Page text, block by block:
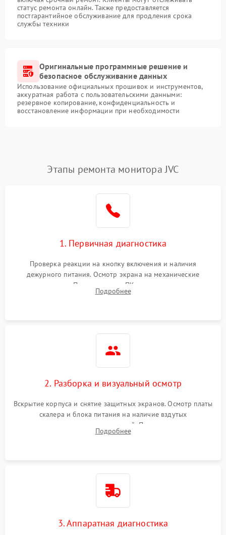
статус ремонта онлайн. Также предоставляется
постгарантийное обслуживание для продления срока
службы техники
Оригинальные программные решение и
безопасное обслуживание данных
Использование официальных прошивок и инструментов,
аккуратная работа с пользовательскими данными:
резервное копирование, конфиденциальность и
восстановление информации при необходимости
Этапы ремонта монитора JVC
1. Первичная диагностика
Проверка реакции на кнопку включения и наличия
дежурного питания. Осмотр экрана на механические
повреждения. Подключение к ПК для оценки вывода
изображения, работы подсветки и выявления артефактов на
Подробнее
2. Разборка и визуальный осмотр
Вскрытие корпуса и снятие защитных экранов. Осмотр платы
скалера и блока питания на наличие вздутых
конденсаторов, прогаров, окислений. Проверка надежности
контактов и целостности шлейфов матрицы.
Подробнее
3. Аппаратная диагностика